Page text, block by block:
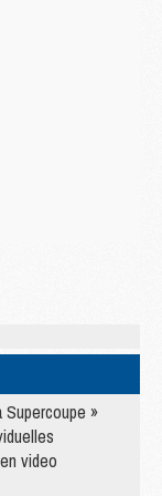
Supercoupe »
video